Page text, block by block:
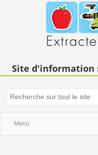
Site d'information
Menu